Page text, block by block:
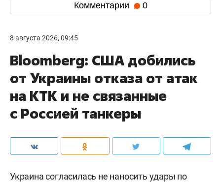
Комментарии 0
8 августа 2026, 09:45
Bloomberg: США добились
от Украины отказа от атак
на КТК и не связанные
с Россией танкеры
Украина согласилась не наносить удары по